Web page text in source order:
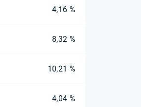
4,16 %
8,32 %
10,21 %
4,04 %